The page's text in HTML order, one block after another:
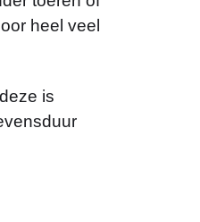
heel veel
is